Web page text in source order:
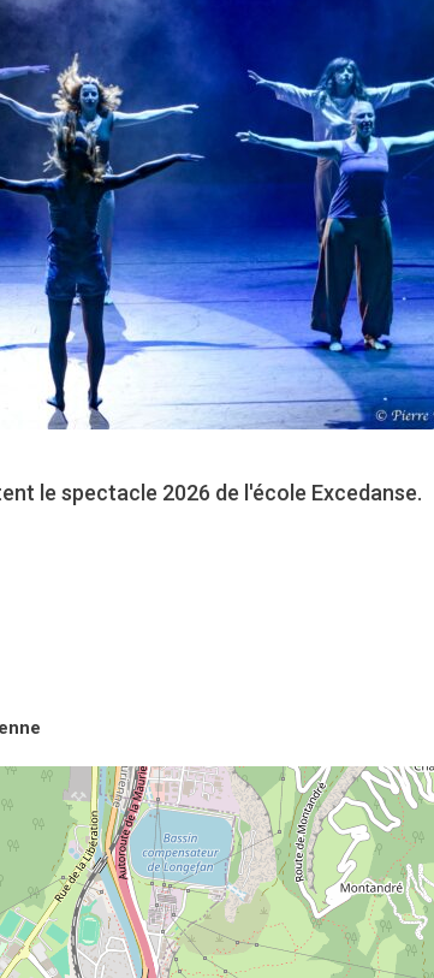
le spectacle 2026 de l'école Excedanse.